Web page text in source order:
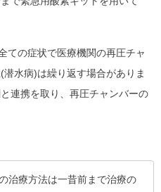
ての症状で医療機関の再圧チャ
水病)は繰り返す場合がありま
連携を取り、再圧チャンバーの
治療方法は一昔前まで治療の